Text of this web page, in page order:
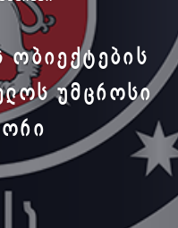
ᲝᲑᲘᲔᲥᲢᲔᲑᲘᲡ
ᲣᲛᲪᲠᲝᲡᲘ